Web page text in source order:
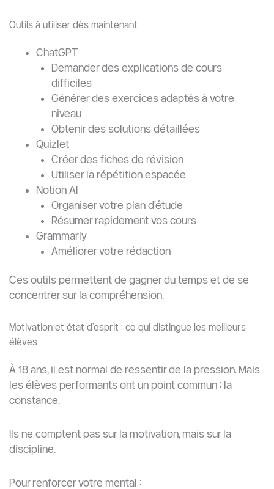
Outils à utiliser dès maintenant
ChatGPT
Demander des explications de cours
difficiles
Générer des exercices adaptés à votre
niveau
Obtenir des solutions détaillées
Quizlet
Créer des fiches de révision
Utiliser la répétition espacée
Notion AI
Organiser votre plan d’étude
Résumer rapidement vos cours
Grammarly
Améliorer votre rédaction
Ces outils permettent de gagner du temps et de se
concentrer sur la compréhension.
Motivation et état d’esprit : ce qui distingue les meilleurs
élèves
À 18 ans, il est normal de ressentir de la pression. Mais
les élèves performants ont un point commun : la
constance.
Ils ne comptent pas sur la motivation, mais sur la
discipline.
Pour renforcer votre mental :